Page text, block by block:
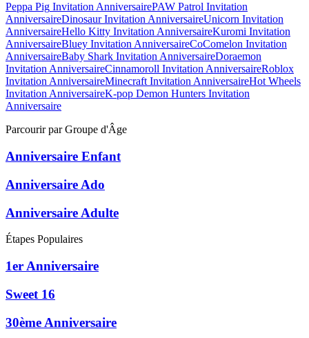
Peppa Pig Invitation AnniversairePAW Patrol Invitation
AnniversaireDinosaur Invitation AnniversaireUnicorn Invitation
AnniversaireHello Kitty Invitation AnniversaireKuromi Invitation
AnniversaireBluey Invitation AnniversaireCoComelon Invitation
AnniversaireBaby Shark Invitation AnniversaireDoraemon
Invitation AnniversaireCinnamoroll Invitation AnniversaireRoblox
Invitation AnniversaireMinecraft Invitation AnniversaireHot Wheels
Invitation AnniversaireK-pop Demon Hunters Invitation
Anniversaire
Parcourir par Groupe d'Âge
Anniversaire Enfant
Anniversaire Ado
Anniversaire Adulte
Étapes Populaires
1er Anniversaire
Sweet 16
30ème Anniversaire